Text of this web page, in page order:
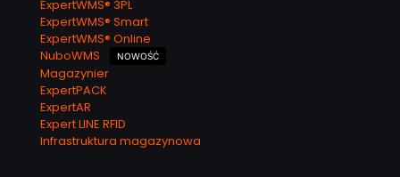
ExpertWMS® 3PL
ExpertWMS® Smart
ExpertWMS® Online
NuboWMS
NOWOŚĆ
Magazynier
ExpertPACK
ExpertAR
Expert LINE RFID
Infrastruktura magazynowa